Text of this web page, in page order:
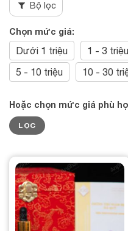
Bộ lọc
Chọn mức giá:
Dưới 1 triệu 1 - 3 triệu
5 - 10 triệu
10 - 30
Hoặc chọn mức giá phù
Giá
tối
thiểu
Giá
tối
đa
LỌC